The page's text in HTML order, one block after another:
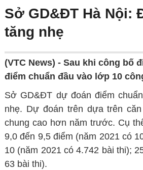
Sở GD&ĐT Hà Nội:
tăng nhẹ
(VTC News) - Sau khi công bố
điểm chuẩn đầu vào lớp 10
Sở GD&ĐT dự đoán điểm
nhẹ. Dự đoán trên dựa trên
chung cao hơn năm trước. Cụ
9,0 đến 9,5 điểm (năm 2021 có
10 (năm 2021 có 4.742 bài thi);
63 bài thi).